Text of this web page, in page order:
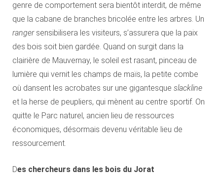
genre de comportement sera bientôt interdit, de même
que la cabane de branches bricolée entre les arbres. Un
rangersensibilisera les visiteurs, s’assurera que la paix
des bois soit bien gardée. Quand on surgit dans la
clairière de Mauvernay, le soleil est rasant, pinceau de
lumière qui vernit les champs de maïs, la petite combe
où dansent les acrobates sur une gigantesque slackline
et la herse de peupliers, qui mènent au centre sportif. On
quitte le Parc naturel, ancien lieu de ressources
économiques, désormais devenu véritable lieu de
ressourcement.
Des chercheurs dans les bois du Jorat